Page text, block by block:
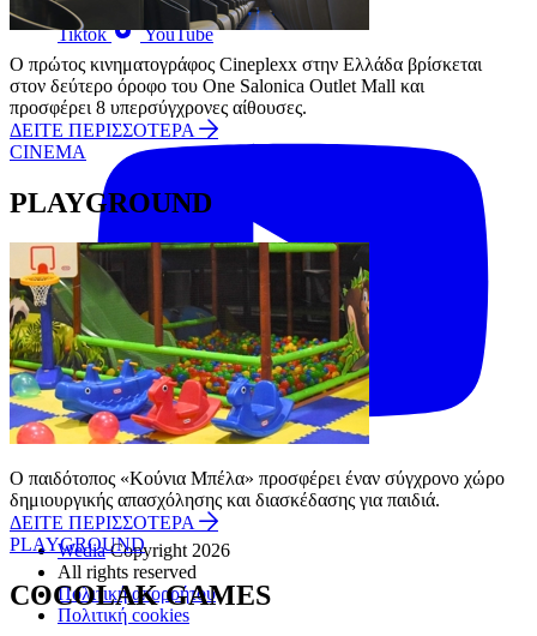
Ο πρώτος κινηματογράφος Cineplexx στην Ελλάδα βρίσκεται
στον δεύτερο όροφο του One Salonica Outlet Mall και
προσφέρει 8 υπερσύγχρονες αίθουσες.
ΔΕΙΤΕ ΠΕΡΙΣΣΟΤΕΡΑ
CINEMA
PLAYGROUND
Ο παιδότοπος «Κούνια Μπέλα» προσφέρει έναν σύγχρονο χώρο
δημιουργικής απασχόλησης και διασκέδασης για παιδιά.
ΔΕΙΤΕ ΠΕΡΙΣΣΟΤΕΡΑ
PLAYGROUND
COCOLAK GAMES
Tiktok YouTube
WediaCopyright 2026
All rights reserved
Πολιτική απορρήτου
Πολιτική cookies